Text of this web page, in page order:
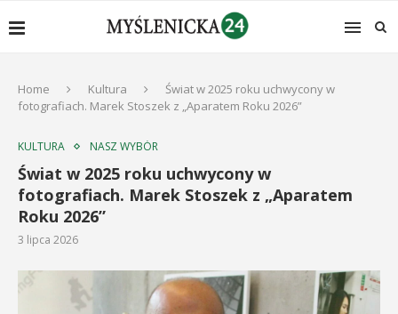
Home Kultura
Świat w 2025 roku uchwycony w
fotografiach. Marek Stoszek z „Aparatem Roku 2026”
KULTURA NASZ WYBÓR
Świat w 2025 roku uchwycony w
fotografiach. Marek Stoszek z „Aparatem
Roku 2026”
3 lipca 2026